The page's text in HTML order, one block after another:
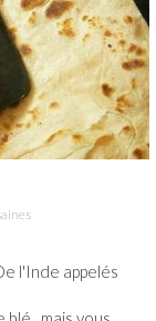
l'Inde appelés